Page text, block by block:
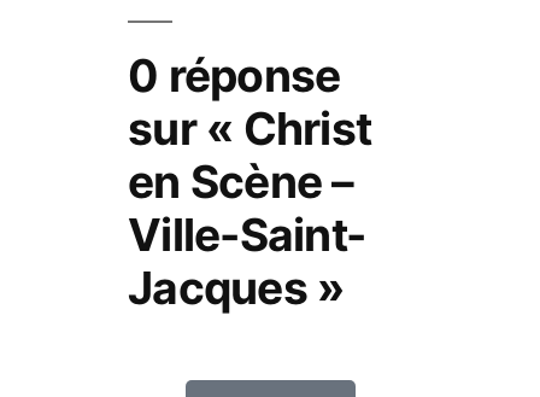
0 réponse
sur « Christ
en Scène –
Ville-Saint-
Jacques »